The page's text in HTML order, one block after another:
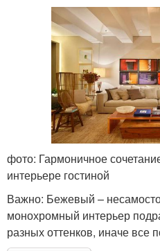
фото: Гармоничное
интерьере гостиной
Важно: Бежевый –
монохромный интерьер
разных оттенков, иначе все